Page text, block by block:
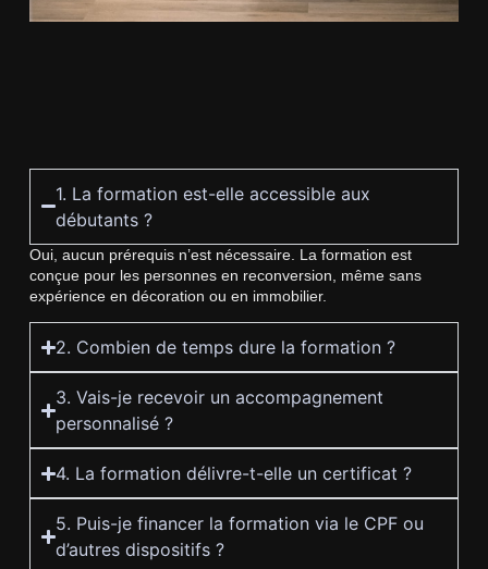
1. La formation est-elle accessible aux
débutants ?
Oui, aucun prérequis n’est nécessaire. La formation est
conçue pour les personnes en reconversion, même sans
expérience en décoration ou en immobilier.
2. Combien de temps dure la formation ?
3. Vais-je recevoir un accompagnement
personnalisé ?
4. La formation délivre-t-elle un certificat ?
5. Puis-je financer la formation via le CPF ou
d’autres dispositifs ?